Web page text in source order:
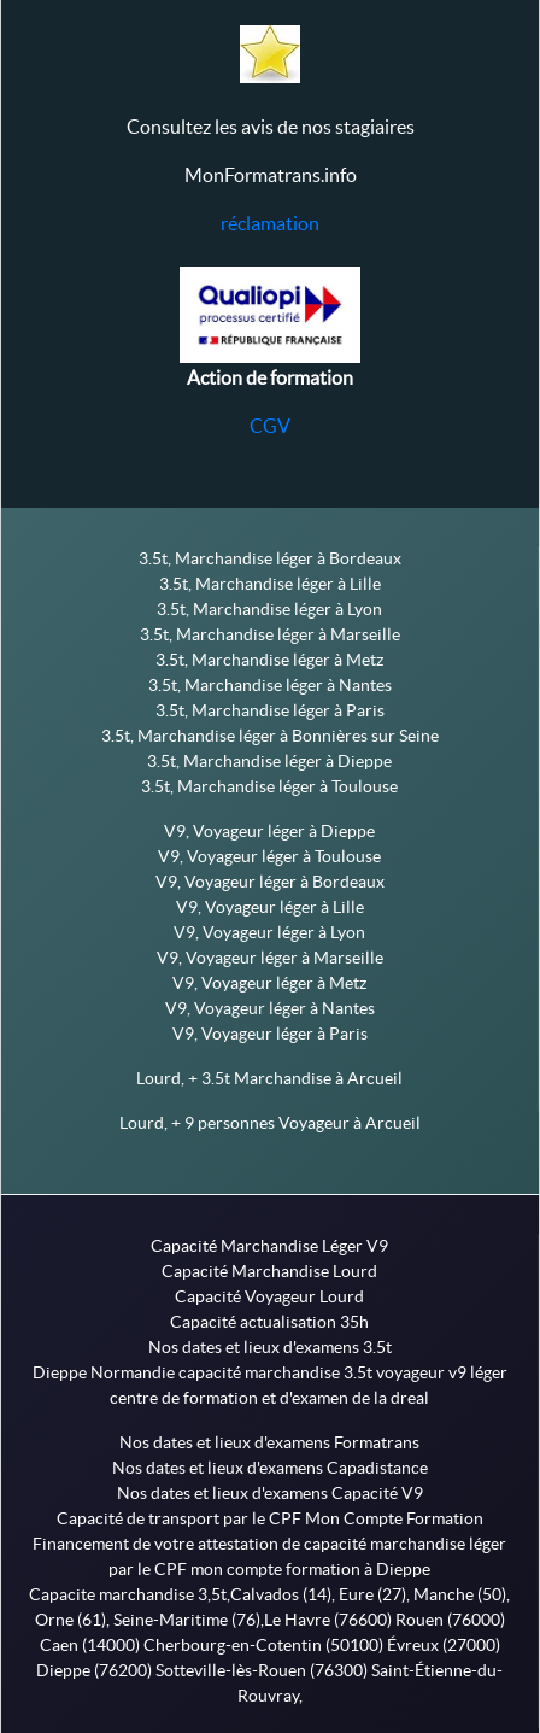
Consultez les avis de nos stagiaires
MonFormatrans.info
réclamation
Action de formation
CGV
3.5t, Marchandise léger à Bordeaux
3.5t, Marchandise léger à Lille
3.5t, Marchandise léger à Lyon
3.5t, Marchandise léger à Marseille
3.5t, Marchandise léger à Metz
3.5t, Marchandise léger à Nantes
3.5t, Marchandise léger à Paris
3.5t, Marchandise léger à Bonnières sur Seine
3.5t, Marchandise léger à Dieppe
3.5t, Marchandise léger à Toulouse
V9, Voyageur léger à Dieppe
V9, Voyageur léger à Toulouse
V9, Voyageur léger à Bordeaux
V9, Voyageur léger à Lille
V9, Voyageur léger à Lyon
V9, Voyageur léger à Marseille
V9, Voyageur léger à Metz
V9, Voyageur léger à Nantes
V9, Voyageur léger à Paris
Lourd, + 3.5t Marchandise à Arcueil
Lourd, + 9 personnes Voyageur à Arcueil
Capacité Marchandise Léger V9
Capacité Marchandise Lourd
Capacité Voyageur Lourd
Capacité actualisation 35h
Nos dates et lieux d'examens 3.5t
Dieppe Normandie capacité marchandise 3.5t voyageur v9 léger
centre de formation et d'examen de la dreal
Nos dates et lieux d'examens Formatrans
Nos dates et lieux d'examens Capadistance
Nos dates et lieux d'examens Capacité V9
Capacité de transport par le CPF Mon Compte Formation
Financement de votre attestation de capacité marchandise léger
par le CPF mon compte formation à Dieppe
Capacite marchandise 3,5t,Calvados (14), Eure (27), Manche (50),
Orne (61), Seine-Maritime (76),Le Havre (76600) Rouen (76000)
Caen (14000) Cherbourg-en-Cotentin (50100) Évreux (27000)
Dieppe (76200) Sotteville-lès-Rouen (76300) Saint-Étienne-du-
Rouvray,